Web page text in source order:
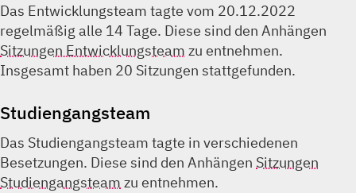
Das Entwicklungsteam tagte vom 20.12.2022
regelmäßig alle 14 Tage. Diese sind den Anhängen
Sitzungen Entwicklungsteam zu entnehmen.
Insgesamt haben 20 Sitzungen stattgefunden.
Studiengangsteam
Das Studiengangsteam tagte in verschiedenen
Besetzungen. Diese sind den Anhängen Sitzungen
Studiengangsteam zu entnehmen.